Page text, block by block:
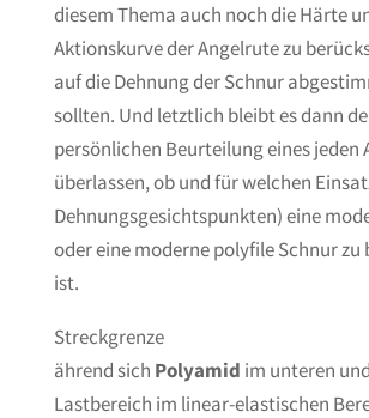
diesem Thema auch noch die Härte
Aktionskurve der Angelrute zu
auf die Dehnung der Schnur
sollten. Und letztlich bleibt es dann
persönlichen Beurteilung eines jeden
überlassen, ob und für welchen
Dehnungsgesichtspunkten) eine
oder eine moderne polyfile Schnur zu
ist.
Streckgrenze
ährend sich Polyamid im unteren
Lastbereich im linear-elastischen